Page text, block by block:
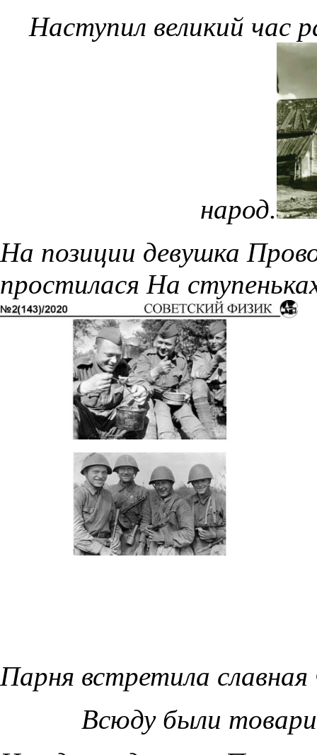
Наступил великий час
народ.
На позиции девушка
простилася На
Парня встретила
Всюду были